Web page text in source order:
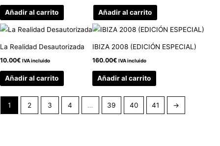
Añadir al carrito Añadir al carrito
La Realidad Desautorizada
10.00€ IVA incluido
Añadir al carrito
IBIZA 2008 (EDICIÓN ESPECIAL)
160.00€ IVA incluido
Añadir al carrito
1 2 3 4 … 39 40 41 →